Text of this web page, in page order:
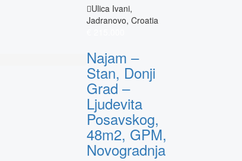
Ulica Ivani,
Jadranovo, Croatia
Najam –
Stan, Donji
Grad –
Ljudevita
Posavskog,
48m2, GPM,
Novogradnja